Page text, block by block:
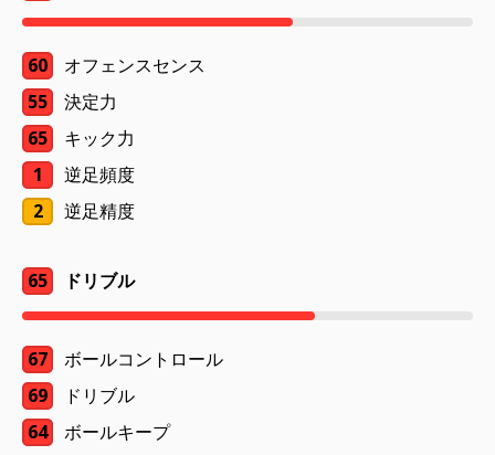
60
オフェンスセンス
55
決定力
65
キック力
1
逆足頻度
2
逆足精度
65 ドリブル
67
ボールコントロール
69
ドリブル
64
ボールキープ